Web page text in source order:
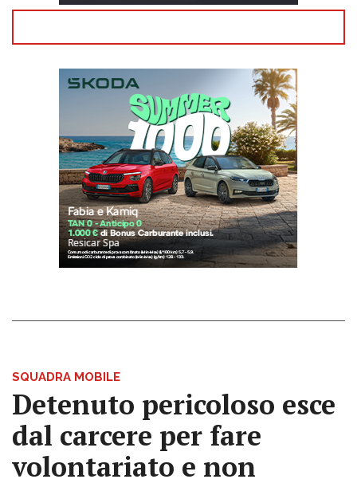
SQUADRA MOBILE
Detenuto pericoloso esce
dal carcere per fare
volontariato e non